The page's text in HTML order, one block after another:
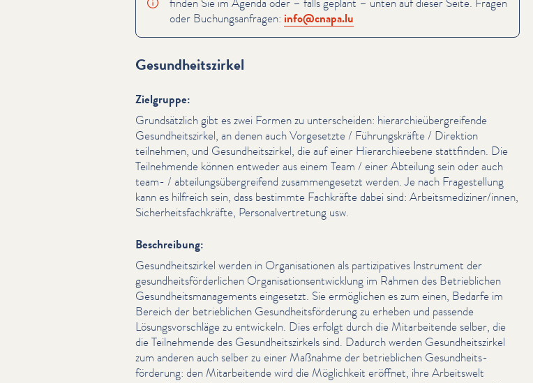
oder Buchungsan­fra­gen: info@​cnapa.​lu
Gesundheitszirkel
Zielgruppe:
Grund­sät­zlich gibt es zwei Formen zu unter­schei­den: hier­ar­chieüber­greifende
Gesund­heit­szirkel, an denen auch Vorgesetzte / Führungskräfte / Direktion
teilnehmen, und Gesund­heit­szirkel, die auf einer Hier­ar­chieebene stattfinden. Die
Teil­nehmende können entweder aus einem Team / einer Abteilung sein oder auch
team- / abteilungsüber­greifend zusam­menge­set­zt werden. Je nach Fragestel­lung
kann es hilfreich sein, dass bestimmte Fachkräfte dabei sind: Arbeitsmediziner/​innen,
Sicher­heits­fachkräfte, Per­son­alvertre­tung usw.
Beschreibung:
Gesund­heit­szirkel werden in Organ­i­sa­tio­nen als par­tizipa­tives Instrument der
gesund­heits­förder­lichen Organ­i­sa­tion­sen­twick­lung im Rahmen des Betrieblichen
Gesund­heits­man­age­ments eingesetzt. Sie ermöglichen es zum einen, Bedarfe im
Bereich der betrieblichen Gesund­heits­förderung zu erheben und passende
Lösungsvorschläge zu entwickeln. Dies erfolgt durch die Mitar­bei­t­ende selber, die
die Teil­nehmende des Gesund­heit­szirkels sind. Dadurch werden Gesund­heit­szirkel
zum anderen auch selber zu einer Maßnahme der betrieblichen Gesund­heits­
förderung: den Mitar­bei­t­ende wird die Möglichkeit eröffnet, ihre Arbeitswelt